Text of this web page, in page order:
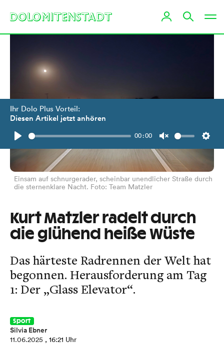
Ihr Dolo Plus Vorteil:
Diesen Artikel jetzt anhören
Play
00:00
Unmute
Einsam auf schnurgerader, scheinbar unendlicher Straße durch
die sternenklare Nacht. Foto: Team Matzler
Kurt Matzler radelt durch
die glühend heiße Wüste
Das härteste Radrennen der Welt hat
begonnen. Herausforderung am Tag
1: Der „Glass Elevator“.
Sport
Silvia Ebner
11.06.2025 , 16:21 Uhr